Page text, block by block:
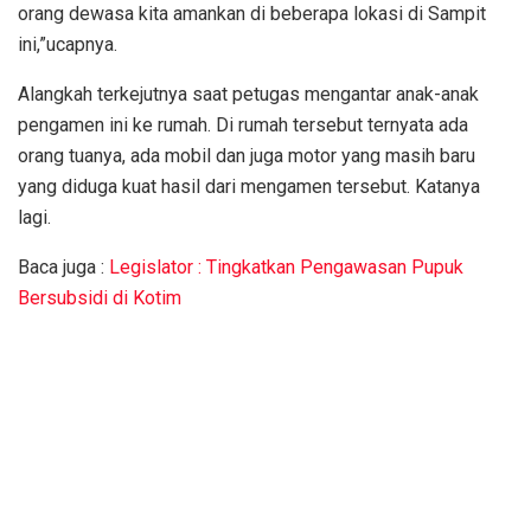
orang dewasa kita amankan di beberapa lokasi di Sampit
ini,”ucapnya.
Alangkah terkejutnya saat petugas mengantar anak-anak
pengamen ini ke rumah. Di rumah tersebut ternyata ada
orang tuanya, ada mobil dan juga motor yang masih baru
yang diduga kuat hasil dari mengamen tersebut. Katanya
lagi.
Baca juga : Legislator : Tingkatkan Pengawasan Pupuk
Bersubsidi di Kotim